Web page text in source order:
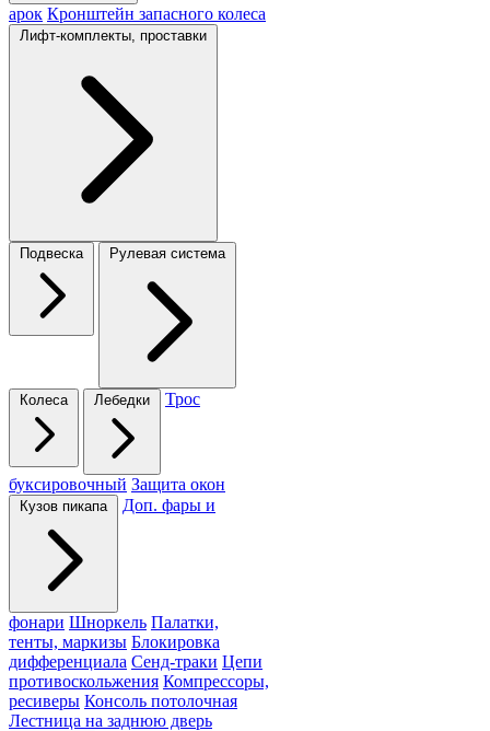
арок Кронштейн запасного колеса
Лифт-комплекты, проставки
Подвеска Рулевая система
Колеса Лебедки Трос
буксировочный Защита окон
Кузов пикапа Доп. фары и
фонари Шноркель Палатки,
тенты, маркизы Блокировка
дифференциала Сенд-траки Цепи
противоскольжения Компрессоры,
ресиверы Консоль потолочная
Лестница на заднюю дверь